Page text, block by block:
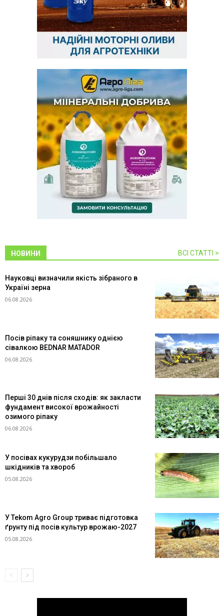
НОВИНИ ВСІ СТАТТІ >
Науковці визначили якість зібраного в
Україні зерна
06.08.2026
Посів ріпаку та соняшнику однією
сівалкою BEDNAR MATADOR
06.08.2026
Перші 30 днів після сходів: як закласти
фундамент високої врожайності
озимого ріпаку
06.08.2026
У посівах кукурудзи побільшало
шкідників та хвороб
05.08.2026
У Tekom Agro Group триває підготовка
ґрунту під посів культур врожаю-2027
05.08.2026